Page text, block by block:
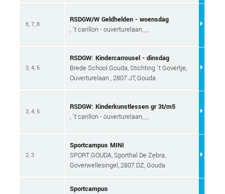
6, 7, 8
RSDGW/W Geldhelden - woensdag
, 't carillon - ouverturelaan, , ,
3, 4, 5
RSDGW: Kindercarrousel - dinsdag
Brede School Gouda, Stichting 't Govertje,
Ouverturelaan , 2807 JT, Gouda
3, 4, 5
RSDGW: Kinderkunstlessen gr 3t/m5
, 't carillon - ouverturelaan, , ,
2, 3
Sportcampus MINI
SPORT.GOUDA, Sporthal De Zebra,
Goverwellesingel, 2807 DZ, Gouda
Sportcampus